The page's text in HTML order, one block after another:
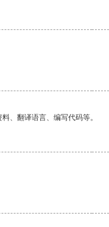
、翻译语言、编写代码等。